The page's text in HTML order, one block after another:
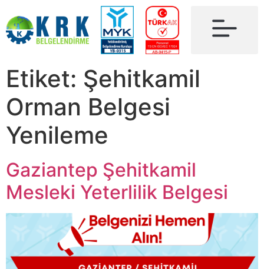
Etiket: Şehitkamil
Orman Belgesi
Yenileme
Gaziantep Şehitkamil
Mesleki Yeterlilik Belgesi